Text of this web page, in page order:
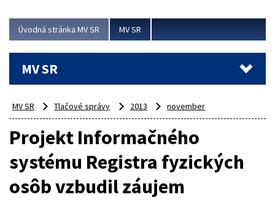
Úvodná stránka MV SR MV SR
MV SR
MV SR Tlačové správy 2013 november
Projekt Informačného
systému Registra fyzických
osôb vzbudil záujem